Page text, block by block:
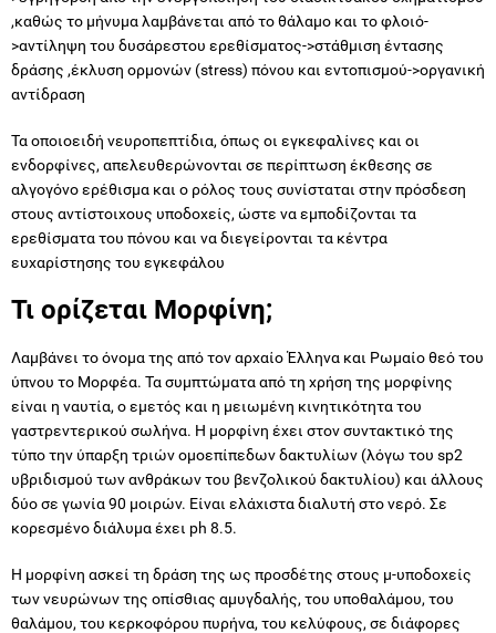
,καθώς το μήνυμα λαμβάνεται από το θάλαμο και το φλοιό-
>αντίληψη του δυσάρεστου ερεθίσματος->στάθμιση έντασης
δράσης ,έκλυση ορμονών (stress) πόνου και εντοπισμού->οργανική
αντίδραση
Τα οποιοειδή νευροπεπτίδια, όπως οι εγκεφαλίνες και οι
ενδορφίνες, απελευθερώνονται σε περίπτωση έκθεσης σε
αλγογόνο ερέθισμα και ο ρόλος τους συνίσταται στην πρόσδεση
στους αντίστοιχους υποδοχείς, ώστε να εμποδίζονται τα
ερεθίσματα του πόνου και να διεγείρονται τα κέντρα
ευχαρίστησης του εγκεφάλου
Τι ορίζεται Μορφίνη;
Λαμβάνει το όνομα της από τον αρχαίο Έλληνα και Ρωμαίο θεό του
ύπνου το Μορφέα. Τα συμπτώματα από τη χρήση της μορφίνης
είναι η ναυτία, ο εμετός και η μειωμένη κινητικότητα του
γαστρεντερικού σωλήνα. Η μορφίνη έχει στον συντακτικό της
τύπο την ύπαρξη τριών ομοεπίπεδων δακτυλίων (λόγω του sp2
υβριδισμού των ανθράκων του βενζολικού δακτυλίου) και άλλους
δύο σε γωνία 90 μοιρών. Είναι ελάχιστα διαλυτή στο νερό. Σε
κορεσμένο διάλυμα έχει ph 8.5.
Η μορφίνη ασκεί τη δράση της ως προσδέτης στους μ-υποδοχείς
των νευρώνων της οπίσθιας αμυγδαλής, του υποθαλάμου, του
θαλάμου, του κερκοφόρου πυρήνα, του κελύφους, σε διάφορες